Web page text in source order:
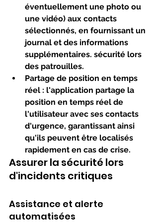
éventuellement une photo ou
une vidéo) aux contacts
sélectionnés, en fournissant un
journal et des informations
supplémentaires. sécurité lors
des patrouilles.
Partage de position en temps
réel : l'application partage la
position en temps réel de
l'utilisateur avec ses contacts
d'urgence, garantissant ainsi
qu'ils peuvent être localisés
rapidement en cas de crise.
Assurer la sécurité lors
d'incidents critiques
Assistance et alerte
automatisées